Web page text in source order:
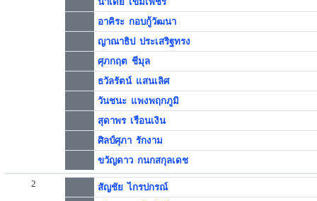
อาคิระ กอบกู้วัฒนา
ญาณาธิป ประเสริฐทรง
ศุภกฤต ชีมุล
ธวัลรัตน์ แสนเลิศ
วันชนะ แพงพฤกภูมิ
สุดาพร เรือนเงิน
ศิลป์ศุภา รักงาม
ขวัญดาว กนกสกุลเดช
2
สัญชัย ไกรปกรณ์